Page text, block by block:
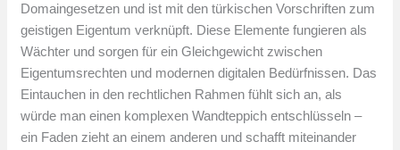
Domaingesetzen und ist mit den türkischen Vorschriften zum
geistigen Eigentum verknüpft. Diese Elemente fungieren als
Wächter und sorgen für ein Gleichgewicht zwischen
Eigentumsrechten und modernen digitalen Bedürfnissen. Das
Eintauchen in den rechtlichen Rahmen fühlt sich an, als
würde man einen komplexen Wandteppich entschlüsseln –
ein Faden zieht an einem anderen und schafft miteinander